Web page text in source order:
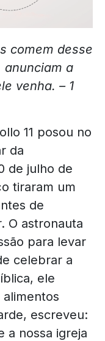
comem desse
anunciam a
venha. – 1
11 posou no
da
de julho de
tiraram um
de
O astronauta
para levar
celebrar a
ele
escreveu:
a nossa igreja